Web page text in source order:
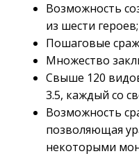
Возможность
из шести героев;
Пошаговые
Множество
Свыше 120
3.5, каждый со
Возможность
позволяющая
некоторыми